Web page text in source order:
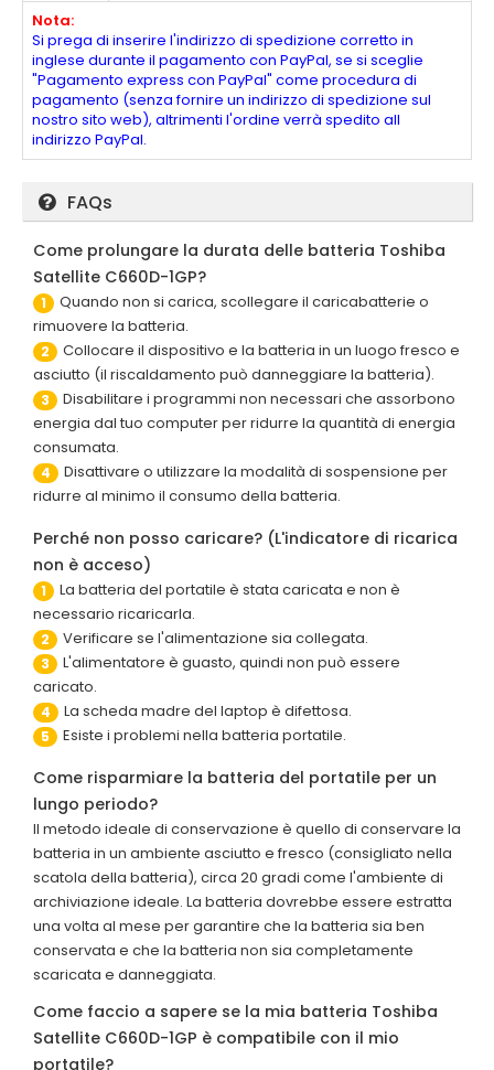
Nota:
Si prega di inserire l'indirizzo di spedizione corretto in
inglese durante il pagamento con PayPal, se si sceglie
"Pagamento express con PayPal" come procedura di
pagamento (senza fornire un indirizzo di spedizione sul
nostro sito web), altrimenti l'ordine verrà spedito all
indirizzo PayPal.
FAQs
Come prolungare la durata delle batteria Toshiba
Satellite C660D-1GP?
1
Quando non si carica, scollegare il caricabatterie o
rimuovere la batteria.
2
Collocare il dispositivo e la batteria in un luogo fresco e
asciutto (il riscaldamento può danneggiare la batteria).
3
Disabilitare i programmi non necessari che assorbono
energia dal tuo computer per ridurre la quantità di energia
consumata.
4
Disattivare o utilizzare la modalità di sospensione per
ridurre al minimo il consumo della batteria.
Perché non posso caricare? (L'indicatore di ricarica
non è acceso)
1
La batteria del portatile è stata caricata e non è
necessario ricaricarla.
2 Verificare se l'alimentazione sia collegata.
3
L'alimentatore è guasto, quindi non può essere
caricato.
4 La scheda madre del laptop è difettosa.
5 Esiste i problemi nella batteria portatile.
Come risparmiare la batteria del portatile per un
lungo periodo?
Il metodo ideale di conservazione è quello di conservare la
batteria in un ambiente asciutto e fresco (consigliato nella
scatola della batteria), circa 20 gradi come l'ambiente di
archiviazione ideale. La batteria dovrebbe essere estratta
una volta al mese per garantire che la batteria sia ben
conservata e che la batteria non sia completamente
scaricata e danneggiata.
Come faccio a sapere se la mia batteria Toshiba
Satellite C660D-1GP è compatibile con il mio
portatile?